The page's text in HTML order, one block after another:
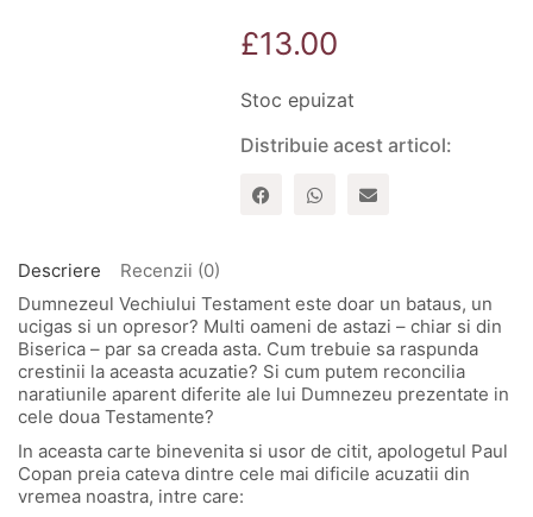
£13.00
Stoc epuizat
Distribuie acest articol:
Descriere
Recenzii (0)
Dumnezeul Vechiului Testament este doar un bataus, un
ucigas si un opresor? Multi oameni de astazi – chiar si din
Biserica – par sa creada asta. Cum trebuie sa raspunda
crestinii la aceasta acuzatie? Si cum putem reconcilia
naratiunile aparent diferite ale lui Dumnezeu prezentate in
cele doua Testamente?
In aceasta carte binevenita si usor de citit, apologetul Paul
Copan preia cateva dintre cele mai dificile acuzatii din
vremea noastra, intre care: